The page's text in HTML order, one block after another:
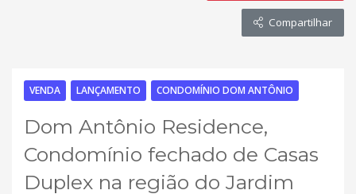
Compartilhar
VENDA LANÇAMENTO CONDOMÍNIO DOM ANTÔNIO
Dom Antônio Residence,
Condomínio fechado de Casas
Duplex na região do Jardim